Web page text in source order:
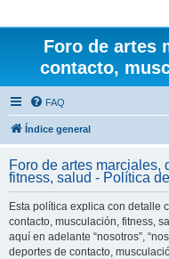
Foro de artes
contacto,
FAQ
Índice general
Foro de artes marciales,
fitness, salud - Política
Esta política explica con detalle
contacto, musculación, fitness,
aquí en adelante “nosotros”,
deportes de contacto,